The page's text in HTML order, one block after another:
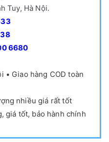
Tuy, Hà Nội.
6680
• Giao hàng COD toàn
nhiều giá rất tốt
giá tốt, bảo hành chính